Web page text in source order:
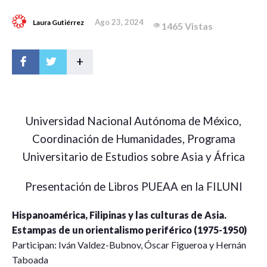
Laura Gutiérrez Ago 23, 2024 1465 Vistas
+
Universidad Nacional Autónoma de México,
Coordinación de Humanidades, Programa
Universitario de Estudios sobre Asia y África
Presentación de Libros PUEAA en la FILUNI
Hispanoamérica, Filipinas y las culturas de Asia.
Estampas de un orientalismo periférico (1975-1950)
Participan: Iván Valdez-Bubnov, Óscar Figueroa y Hernán
Taboada